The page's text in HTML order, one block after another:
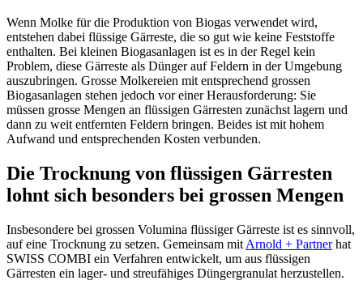
Wenn Molke für die Produktion von Biogas verwendet wird,
entstehen dabei flüssige Gärreste, die so gut wie keine Feststoffe
enthalten. Bei kleinen Biogasanlagen ist es in der Regel kein
Problem, diese Gärreste als Dünger auf Feldern in der Umgebung
auszubringen. Grosse Molkereien mit entsprechend grossen
Biogasanlagen stehen jedoch vor einer Herausforderung: Sie
müssen grosse Mengen an flüssigen Gärresten zunächst lagern und
dann zu weit entfernten Feldern bringen. Beides ist mit hohem
Aufwand und entsprechenden Kosten verbunden.
Die Trocknung von flüssigen Gärresten
lohnt sich besonders bei grossen Mengen
Insbesondere bei grossen Volumina flüssiger Gärreste ist es sinnvoll,
auf eine Trocknung zu setzen. Gemeinsam mit Arnold + Partnerhat
SWISS COMBI ein Verfahren entwickelt, um aus flüssigen
Gärresten ein lager- und streufähiges Düngergranulat herzustellen.